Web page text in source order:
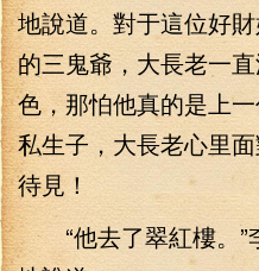
地說道。對于這位好
的三鬼爺，大長老一
色，那怕他真的是上
私生子，大長老心里
待見！
“他去了翠紅樓。”